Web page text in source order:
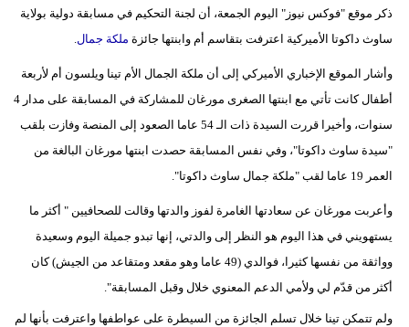
ذكر موقع "فوكس نيوز" اليوم الجمعة، أن لجنة التحكيم في مسابقة دولية بولاية
ساوث داكوتا الأميركية اعترفت بتقاسم أم وابنتها جائزة ملكة جمال.
وأشار الموقع الإخباري الأميركي إلى أن ملكة الجمال الأم تينا ويلسون أم لأربعة
أطفال كانت تأتي مع ابنتها الصغرى مورغان للمشاركة في المسابقة على مدار 4
سنوات، وأخيرا قررت السيدة ذات الـ 54 عاما الصعود إلى المنصة وفازت بلقب
"سيدة ساوث داكوتا"، وفي نفس المسابقة حصدت ابنتها مورغان البالغة من
العمر 19 عاما لقب "ملكة جمال ساوث داكوتا".
وأعربت مورغان عن سعادتها الغامرة لفوز والدتها وقالت للصحافيين " أكثر ما
يستهويني في هذا اليوم هو النظر إلى والدتي، إنها تبدو جميلة اليوم وسعيدة
وواثقة من نفسها كثيرا، فوالدي (49 عاما وهو مقعد ومتقاعد من الجيش) كان
أكثر من قدّم لي ولأمي الدعم المعنوي خلال وقبل المسابقة".
ولم تتمكن تينا خلال تسلم الجائزة من السيطرة على عواطفها واعترفت بأنها لم